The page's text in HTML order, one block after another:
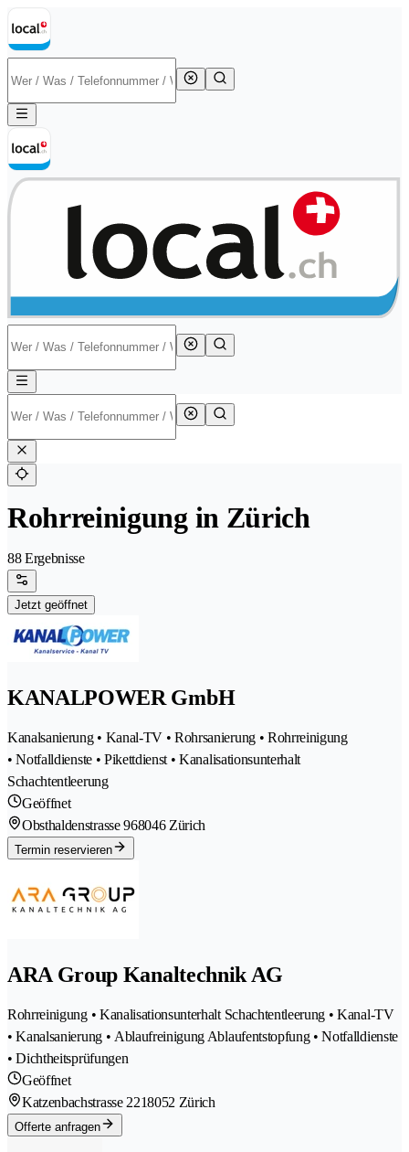
Rohrreinigung in Zürich
88 Ergebnisse
Jetzt geöffnet
KANALPOWER GmbH
Kanalsanierung • Kanal-TV • Rohrsanierung • Rohrreinigung
• Notfalldienste • Pikettdienst • Kanalisationsunterhalt
Schachtentleerung
Geöffnet
Obsthaldenstrasse 968046 Zürich
Termin reservieren
ARA Group Kanaltechnik AG
Rohrreinigung • Kanalisationsunterhalt Schachtentleerung • Kanal-TV
• Kanalsanierung • Ablaufreinigung Ablaufentstopfung • Notfalldienste
• Dichtheitsprüfungen
Geöffnet
Katzenbachstrasse 2218052 Zürich
Offerte anfragen